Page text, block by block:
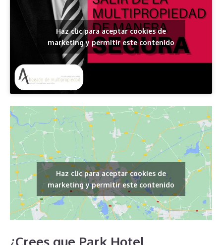
Haz clic para aceptar cookies de
marketing y permitir este contenido
Haz clic para aceptar cookies de
marketing y permitir este contenido
¿Crees que Park Hotel